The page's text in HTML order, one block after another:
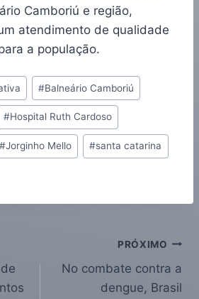
Camboriú e região,
atendimento de qualidade
a população.
#Balneário Camboriú
#Hospital Ruth Cardoso
#Jorginho Mello #santa catarina
PRÓXIMO
No combate contra a
dengue, Brasil